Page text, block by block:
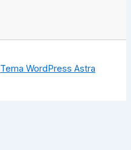
Tema WordPress Astra